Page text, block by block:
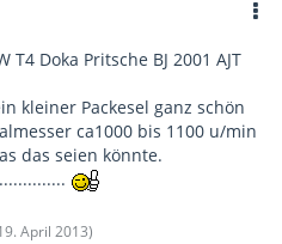
Doka Pritsche BJ 2001 AJT
kleiner Packesel ganz schön
ca1000 bis 1100 u/min
das seien könnte.
April 2013)